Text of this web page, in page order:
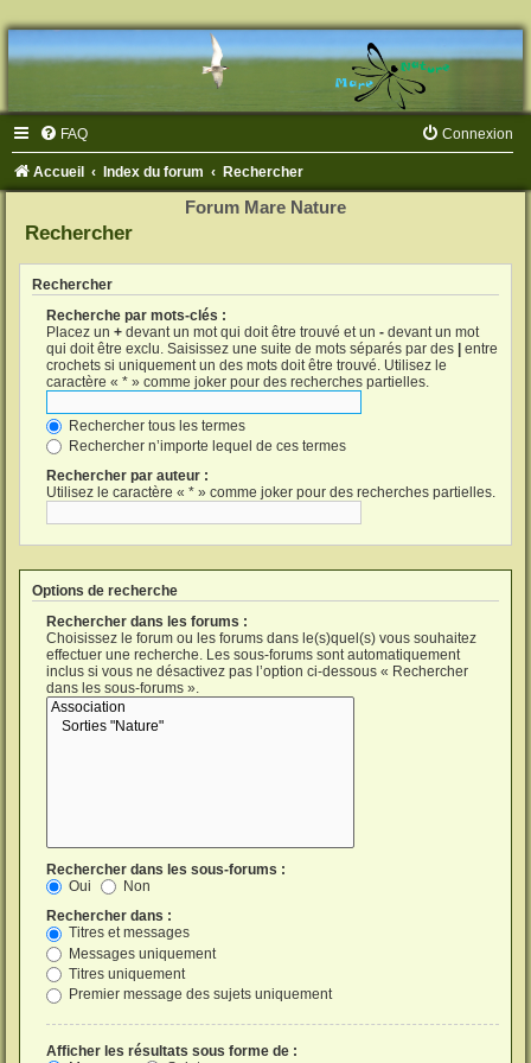
FAQ Connexion
Accueil Index du forum Rechercher
Forum Mare Nature
Rechercher
Rechercher
Recherche par mots-clés :
Placez un + devant un mot qui doit être trouvé et un - devant un mot
qui doit être exclu. Saisissez une suite de mots séparés par des | entre
crochets si uniquement un des mots doit être trouvé. Utilisez le
caractère « * » comme joker pour des recherches partielles.
Rechercher tous les termes
Rechercher n’importe lequel de ces termes
Rechercher par auteur :
Utilisez le caractère « * » comme joker pour des recherches partielles.
Options de recherche
Rechercher dans les forums :
Choisissez le forum ou les forums dans le(s)quel(s) vous souhaitez
effectuer une recherche. Les sous-forums sont automatiquement
inclus si vous ne désactivez pas l’option ci-dessous « Rechercher
dans les sous-forums ».
Rechercher dans les sous-forums :
Oui
Non
Rechercher dans :
Titres et messages
Messages uniquement
Titres uniquement
Premier message des sujets uniquement
Afficher les résultats sous forme de :